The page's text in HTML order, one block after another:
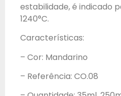
estabilidade, é indicado
1240°C.
Características:
– Cor: Mandarino
– Referência: CO.08